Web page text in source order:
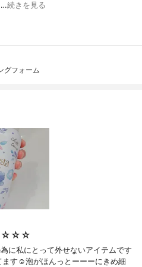
…続きを見る
グフォーム
☆☆☆
に私にとって外せないアイテムです
す☺️泡がほんっとーーーにきめ細